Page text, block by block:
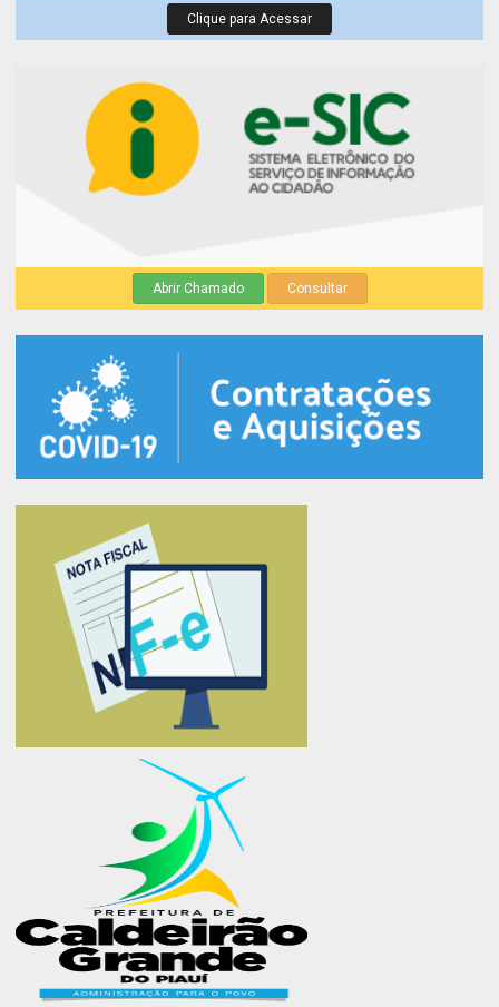
Clique para Acessar
Abrir Chamado Consultar